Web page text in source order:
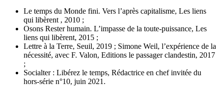
Le temps du Monde fini. Vers l’après capitalisme, Les liens
qui libèrent , 2010 ;
Osons Rester humain. L’impasse de la toute-puissance, Les
liens qui libèrent, 2015 ;
Lettre à la Terre, Seuil, 2019 ; Simone Weil, l’expérience de la
nécessité, avec F. Valon, Editions le passager clandestin, 2017
;
Socialter : Libérez le temps, Rédactrice en chef invitée du
hors-série n°10, juin 2021.